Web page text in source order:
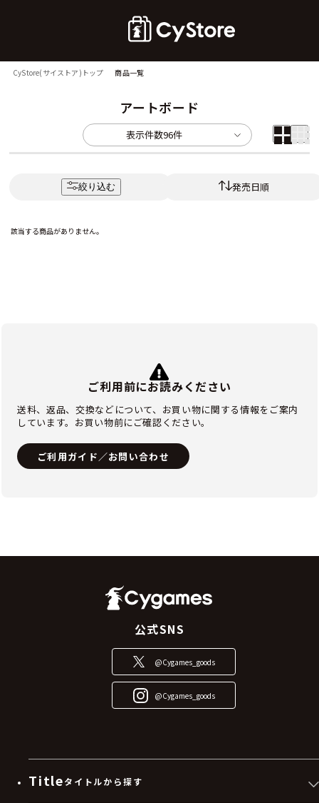
CyStore(サイストア)トップ 商品一覧
アートボード
表示件数96件
絞り込む 発売日順
該当する商品がありません。
ご利用前にお読みください
送料、返品、交換などについて、お買い物に関する情報をご案内
しています。お買い物前にご確認ください。
ご利用ガイド／お問い合わせ
公式SNS
@Cygames_goods
@Cygames_goods
Titleタイトルから探す